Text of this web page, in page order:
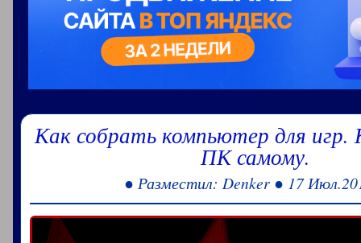
Как собрать компьютер для игр.
ПК самому.
● Разместил: Denker ● 17